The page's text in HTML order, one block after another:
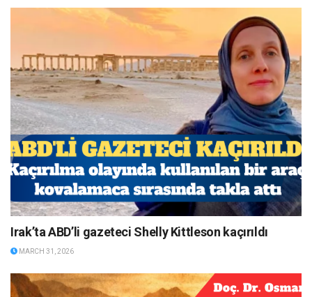
Irak’ta ABD’li gazeteci Shelly Kittleson kaçırıldı
MARCH 31, 2026